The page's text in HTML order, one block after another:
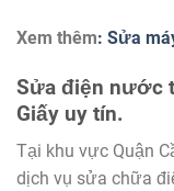
Xem thêm: Sửa
Sửa điện nước
Giấy uy tín.
Tại khu vực Quận
dịch vụ sửa chữa